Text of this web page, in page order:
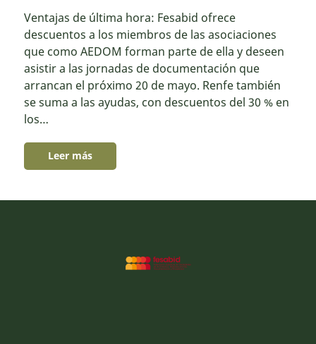
Ventajas de última hora: Fesabid ofrece
descuentos a los miembros de las asociaciones
que como AEDOM forman parte de ella y deseen
asistir a las jornadas de documentación que
arrancan el próximo 20 de mayo. Renfe también
se suma a las ayudas, con descuentos del 30 % en
los…
Leer más